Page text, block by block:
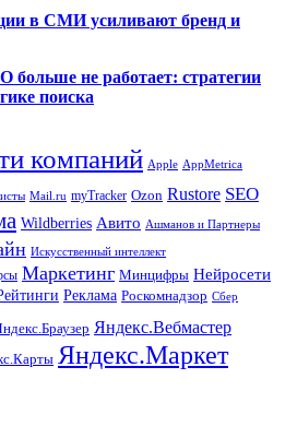
в СМИ усиливают бренд и
больше не работает: стратегии
поиска
компаний Apple AppMetrica
Mail.ru myTracker Ozon Rustore SEO
Wildberries Авито Ашманов и Партнеры
Искусственный интеллект
Маркетинг Минцифры Нейросети
Реклама Роскомнадзор Сбер
Яндекс.Вебмастер
Яндекс.Маркет